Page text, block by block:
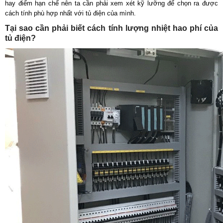
hay điểm hạn chế nên ta cần phải xem xét kỹ lưỡng để chọn ra được
cách tính phù hợp nhất với tủ điện của mình.
Tại sao cần phải biết cách tính lượng nhiệt hao phí của
tủ điện?